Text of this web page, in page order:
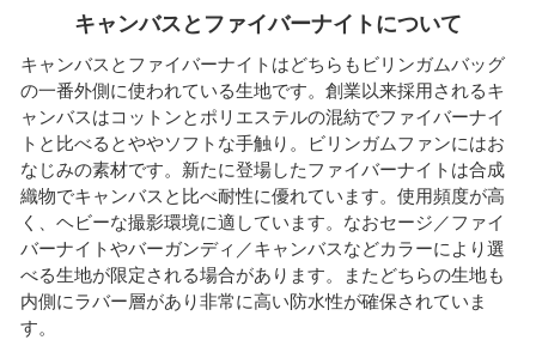
キャンバスとファイバーナイトについて
キャンバスとファイバーナイトはどちらもビリンガムバッグ
の一番外側に使われている生地です。創業以来採用されるキ
ャンバスはコットンとポリエステルの混紡でファイバーナイ
トと比べるとややソフトな手触り。ビリンガムファンにはお
なじみの素材です。新たに登場したファイバーナイトは合成
織物でキャンバスと比べ耐性に優れています。使用頻度が高
く、ヘビーな撮影環境に適しています。なおセージ／ファイ
バーナイトやバーガンディ／キャンバスなどカラーにより選
べる生地が限定される場合があります。またどちらの生地も
内側にラバー層があり非常に高い防水性が確保されていま
す。